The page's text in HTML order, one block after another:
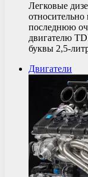
Легковые
относительно
последнюю
двигателю
буквы 2,5-
Двигатели